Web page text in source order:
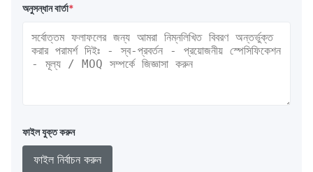
অনুসন্ধান বার্তা*
ফাইল যুক্ত করুন
ফাইল নির্বাচন করুন